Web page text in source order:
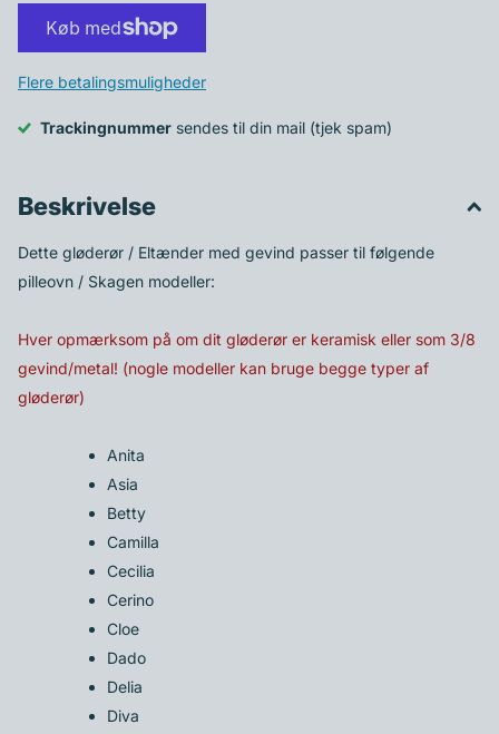
Flere betalingsmuligheder
Trackingnummer sendes til din mail (tjek spam)
Beskrivelse
Dette gløderør / Eltænder med gevind passer til følgende
pilleovn / Skagen modeller:
Hver opmærksom på om dit gløderør er keramisk eller som 3/8
gevind/metal! (nogle modeller kan bruge begge typer af
gløderør)
Anita
Asia
Betty
Camilla
Cecilia
Cerino
Cloe
Dado
Delia
Diva